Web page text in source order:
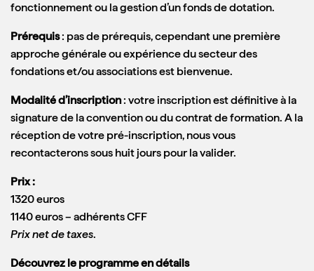
fonctionnement ou la gestion d’un fonds de dotation.
Prérequis: pas de prérequis, cependant une première
approche générale ou expérience du secteur des
fondations et/ou associations est bienvenue.
Modalité d’inscription: votre inscription est définitive à la
signature de la convention ou du contrat de formation. A la
réception de votre pré-inscription, nous vous
recontacterons sous huit jours pour la valider.
Prix :
1320 euros
1140 euros – adhérents CFF
Prix net de taxes.
Découvrez le programme en détails